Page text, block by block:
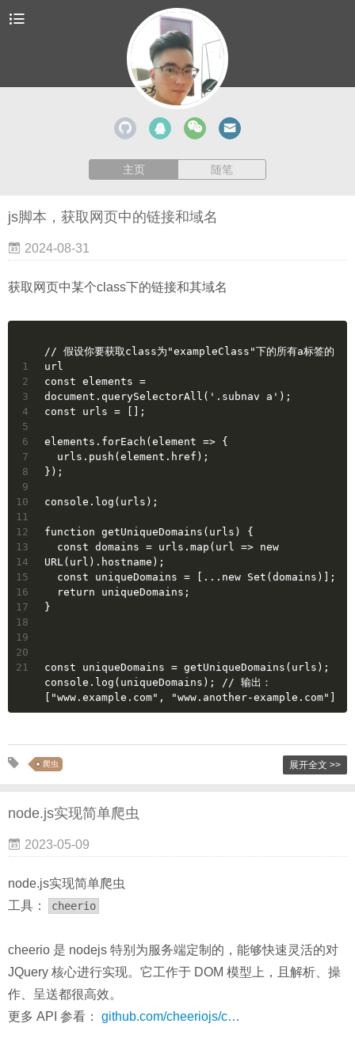
主页 随笔
js脚本，获取网页中的链接和域名
2024-08-31
获取网页中某个class下的链接和其域名
1
2
3
4
5
6
7
8
9
10
11
12
13
14
15
16
17
18
19
20
21
// 假设你要获取class为"exampleClass"下的所有a标签的
url
const elements =
document.querySelectorAll('.subnav a');
const urls = [];
elements.forEach(element => {
  urls.push(element.href);
});
console.log(urls);
function getUniqueDomains(urls) {
URL(url).hostname);
  const uniqueDomains = [...new Set(domains)];
  return uniqueDomains;
}
const uniqueDomains = getUniqueDomains(urls);
console.log(uniqueDomains); // 输出：
["www.example.com", "www.another-example.com"]
爬虫 展开全文 >>
node.js实现简单爬虫
2023-05-09
node.js实现简单爬虫
工具：
cheerio
cheerio 是 nodejs 特别为服务端定制的，能够快速灵活的对
JQuery 核心进行实现。它工作于 DOM 模型上，且解析、操
作、呈送都很高效。
更多 API 参看： github.com/cheeriojs/c…